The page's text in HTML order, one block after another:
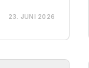
23. JUNI 2026